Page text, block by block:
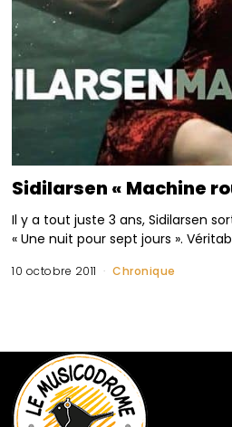
Sidilarsen « Machine
Il y a tout juste 3 ans, Sidilarsen
« Une nuit pour sept jours ».
10 octobre 2011 Chronique